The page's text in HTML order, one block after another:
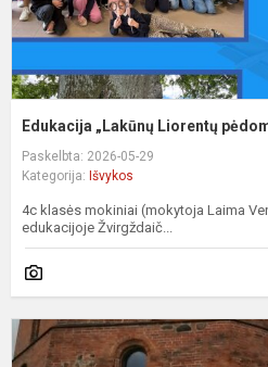
Edukacija „Lakūnų Liorentų
Paskelbta: 2026-05-29
Kategorija: Išvykos
4c klasės mokiniai (mokytoja Laima
edukacijoje Žvirgždaič...